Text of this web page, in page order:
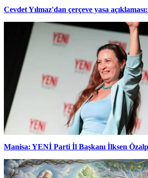
Cevdet Yılmaz'dan çerçeve yasa
Manisa: YENİ Parti İl Başkanı İlksen